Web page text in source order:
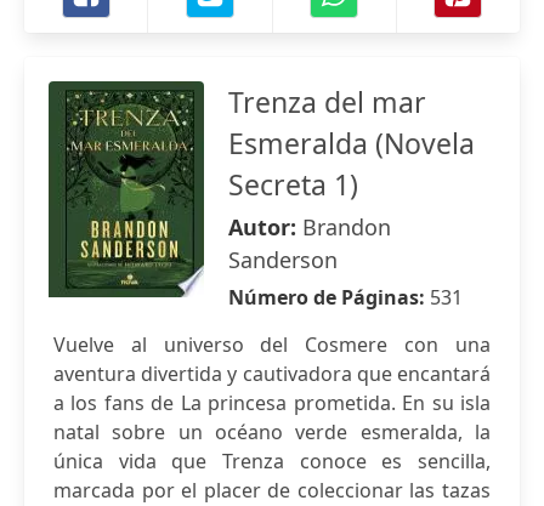
Trenza del mar
Esmeralda (Novela
Secreta 1)
Autor: Brandon
Sanderson
Número de Páginas: 531
Vuelve al universo del Cosmere con una
aventura divertida y cautivadora que encantará
a los fans de La princesa prometida. En su isla
natal sobre un océano verde esmeralda, la
única vida que Trenza conoce es sencilla,
marcada por el placer de coleccionar las tazas